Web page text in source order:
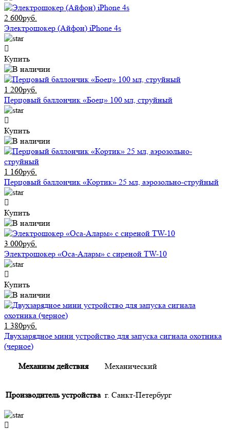
2 600руб.
Электрошокер (Айфон) iPhone 4s
Купить
1 200руб.
Перцовый баллончик «Боец» 100 мл, струйный
Купить
1 160руб.
Перцовый баллончик «Кортик» 25 мл, аэрозольно-струйный
Купить
3 000руб.
Электрошокер «Оса-Аларм» с сиреной TW-10
Купить
1 380руб.
Двухзарядное мини устройство для запуска сигнала охотника
(черное)
Механизм действия Механический
Производитель устройства г. Санкт-Петербург